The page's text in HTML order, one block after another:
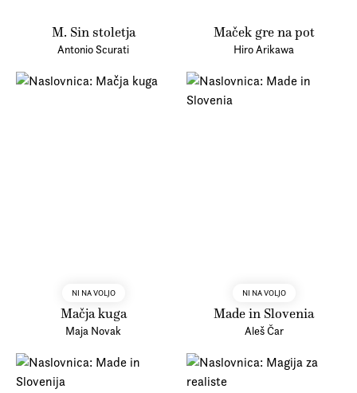
M. Sin stoletja
Antonio Scurati
Maček gre na pot
Hiro Arikawa
NI NA VOLJO
Mačja kuga
Maja Novak
NI NA VOLJO
Made in Slovenia
Aleš Čar